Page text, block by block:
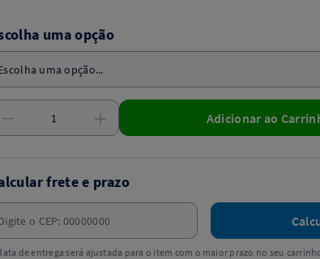
uma opção
Adicionar ao
frete e prazo
de entrega será ajustada para o item com o maior prazo no seu